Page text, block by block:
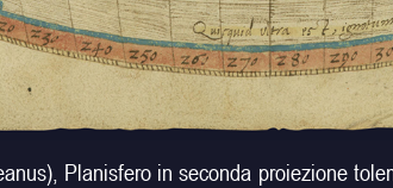
Planisfero in seconda proiezione